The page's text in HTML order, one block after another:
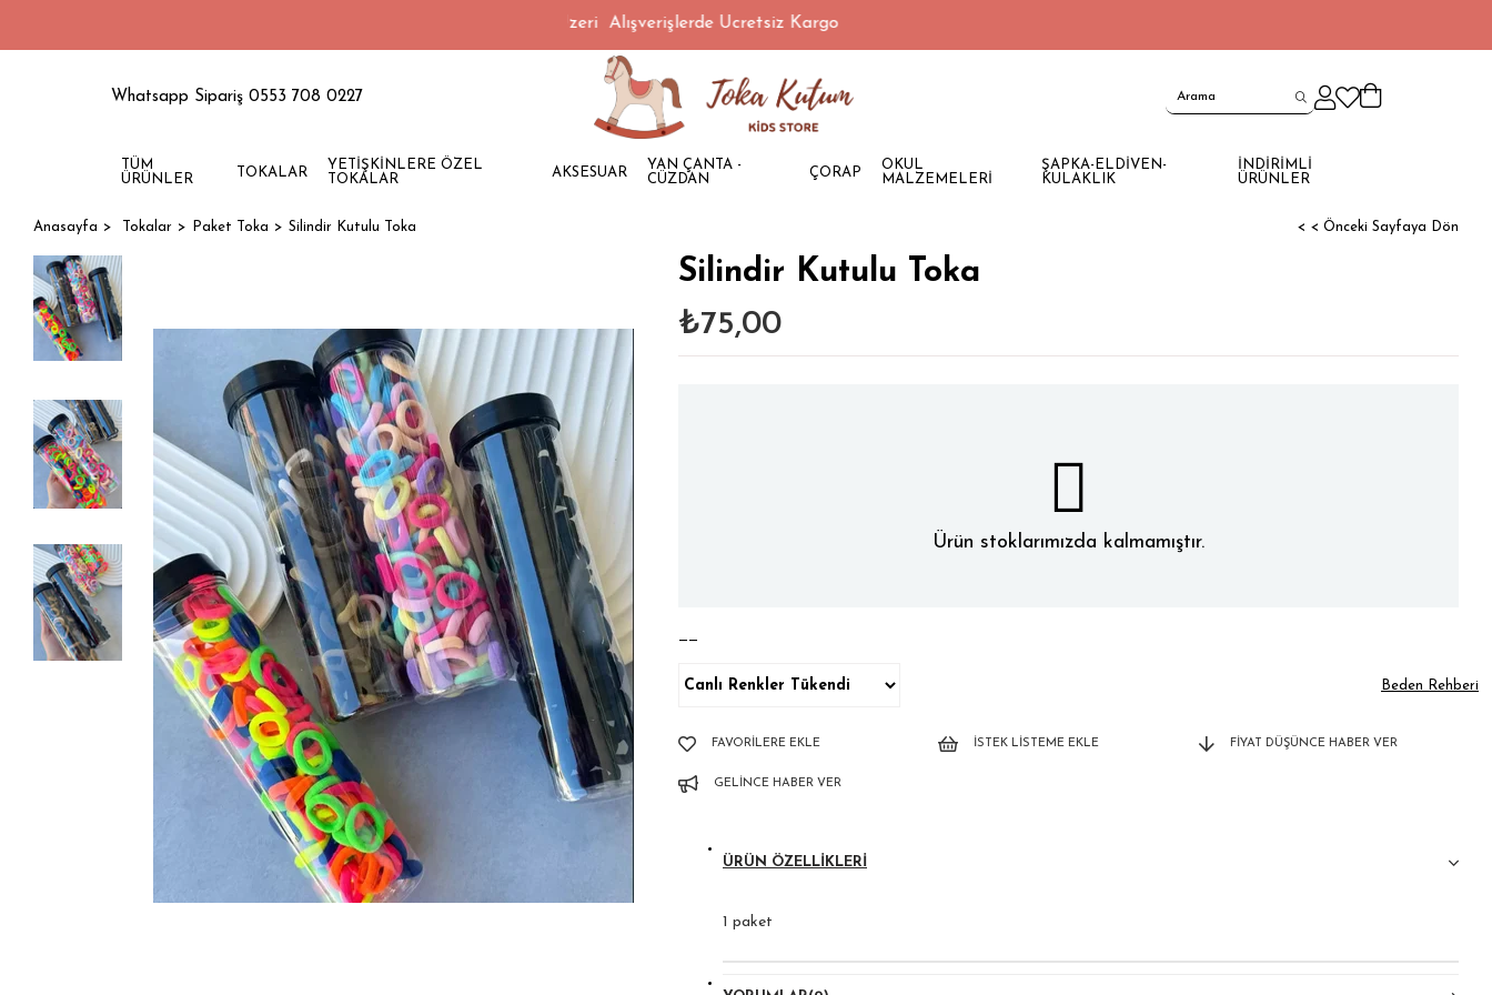
1500 TL Üzeri Alışverişlerde Ücretsiz Kargo
Whatsapp Sipariş 0553 708 0227
TÜM
ÜRÜNLER
TOKALAR
YETİŞKİNLERE ÖZEL
TOKALAR
AKSESUAR
YAN ÇANTA -
CÜZDAN
ÇORAP
OKUL
MALZEMELERİ
ŞAPKA-ELDİVEN-
KULAKLIK
İNDİRİMLİ
ÜRÜNLER
Anasayfa Tokalar Paket Toka Silindir Kutulu Toka < < Önceki Sayfaya Dön
Silindir Kutulu Toka
₺75,00
Ürün stoklarımızda kalmamıştır.
——
Beden Rehberi
FAVORILERE EKLE İSTEK LISTEME EKLE FIYAT DÜŞÜNCE HABER VER
GELINCE HABER VER
ÜRÜN ÖZELLIKLERI
1 paket